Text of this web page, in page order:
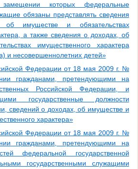
которых федеральные
обязаны представлять сведения
имуществе и обязательствах
а также сведения о доходах, об
имущественного характера
и несовершеннолетних детей»
Федерации от 18 мая 2009 г. №
гражданами, претендующими на
Российской Федерации, и
государственные должности
сведений о доходах, об имуществе и
характера»
Федерации от 18 мая 2009 г. №
гражданами, претендующими на
федеральной государственной
государственными служащими